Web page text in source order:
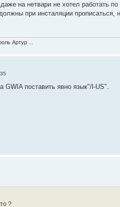
на нетвари не хотел работать
при инсталяции
Артур ...
GWIA поставить явно язык"/l-US".
?